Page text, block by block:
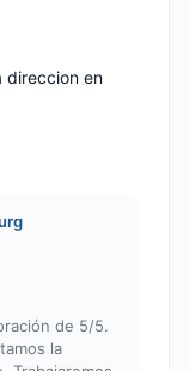
direccion en
de 5/5.
la